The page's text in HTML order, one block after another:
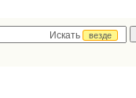
Искать
везде